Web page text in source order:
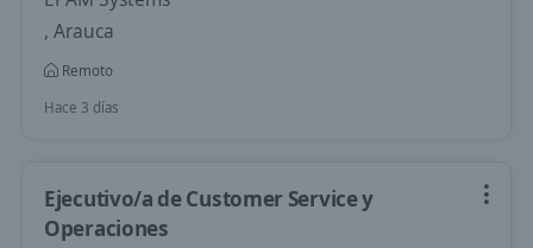
, Arauca
Remoto
Hace 3 días
Ejecutivo/a de Customer Service y
Operaciones